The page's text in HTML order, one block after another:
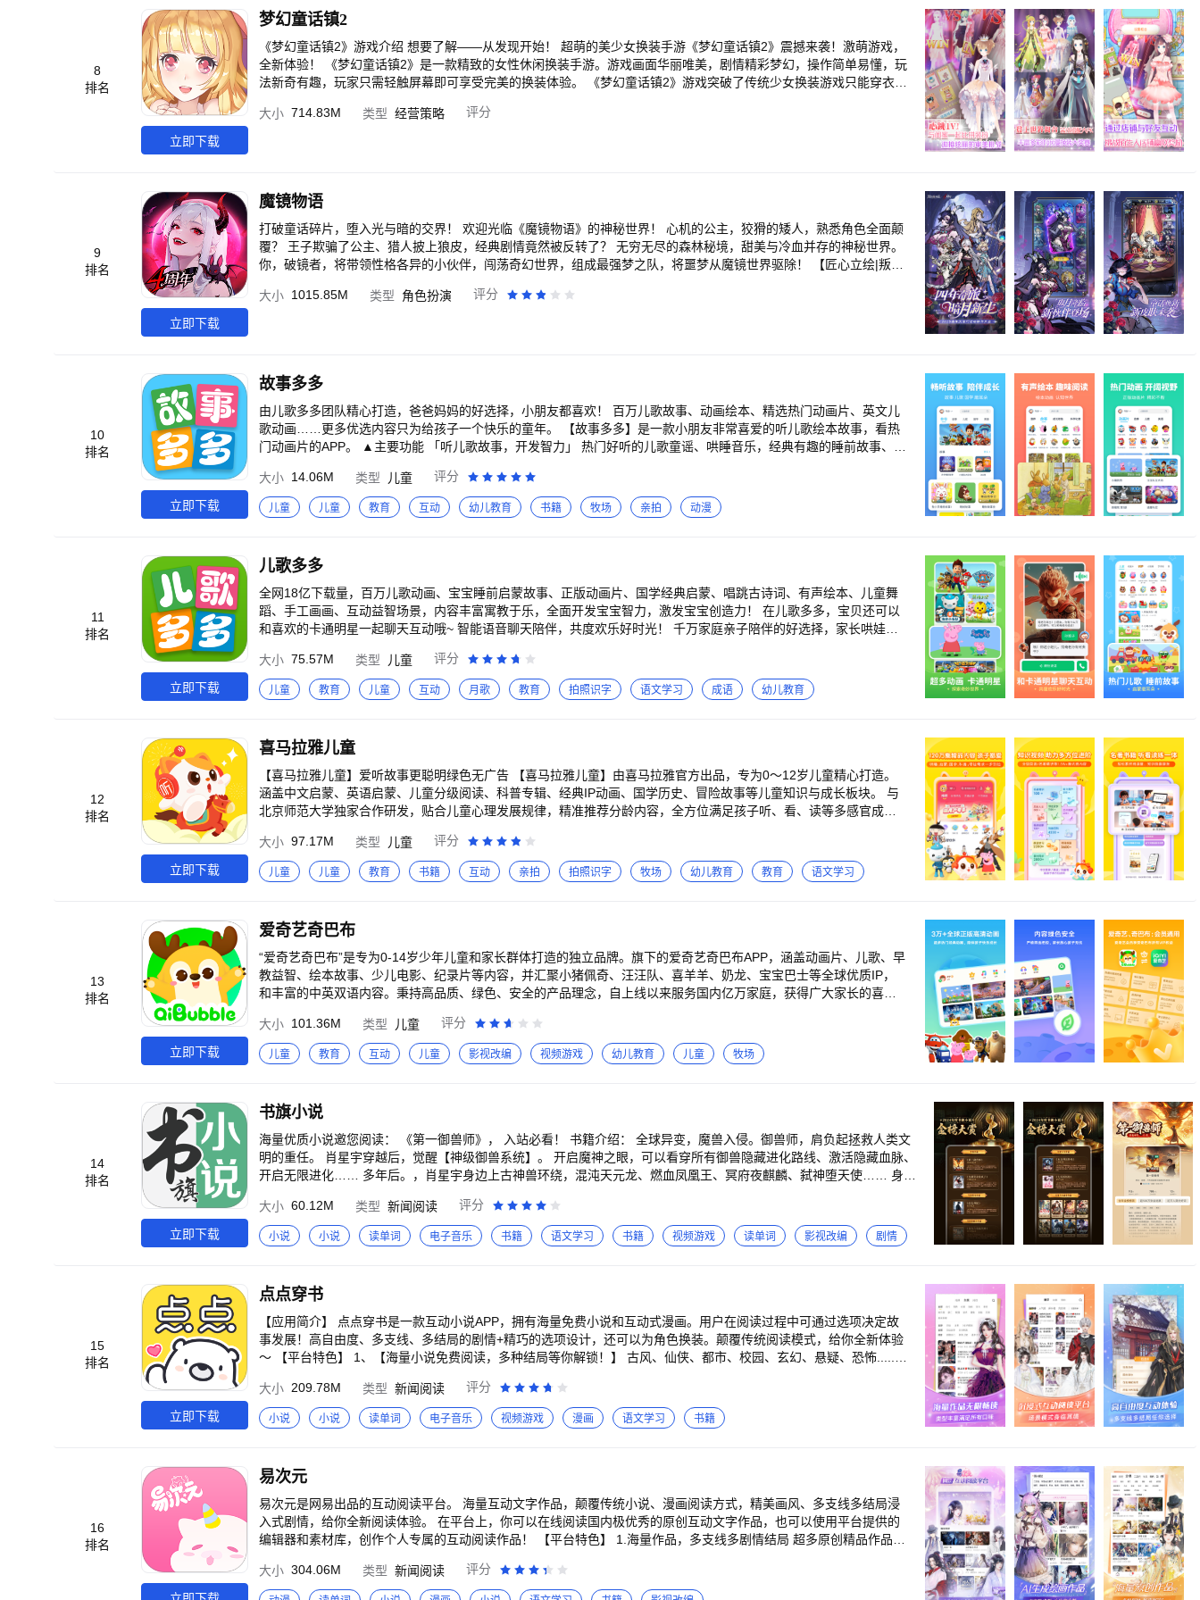
8
排名
立即下载
梦幻童话镇2
《梦幻童话镇2》游戏介绍 想要了解——从发现开始！ 超萌的美少女换装手游《梦幻童话镇2》震撼来袭！激萌游戏，
全新体验！ 《梦幻童话镇2》是一款精致的女性休闲换装手游。游戏画面华丽唯美，剧情精彩梦幻，操作简单易懂，玩
法新奇有趣，玩家只需轻触屏幕即可享受完美的换装体验。 《梦幻童话镇2》游戏突破了传统少女换装游戏只能穿衣换
任务。在游戏中，玩家可以参加多种服装搭配大赛；还可以自己做店主，将获得的服装在店铺中售卖。游戏内含有大
大小 714.83M 类型 经营策略 评分
9
排名
立即下载
魔镜物语
打破童话碎片，堕入光与暗的交界！ 欢迎光临《魔镜物语》的神秘世界！ 心机的公主，狡猾的矮人，熟悉角色全面颠
覆？ 王子欺骗了公主、猎人披上狼皮，经典剧情竟然被反转了？ 无穷无尽的森林秘境，甜美与冷血并存的神秘世界。
你，破镜者，将带领性格各异的小伙伴，闯荡奇幻世界，组成最强梦之队，将噩梦从魔镜世界驱除！ 【匠心立绘|叛逆
林、深渊城堡、月牙之泉等大量关卡情景，让探索不再枯燥！ 【策略幻境|神器玩法随时逆转】 属性克制、技能克制，
大小 1015.85M 类型 角色扮演 评分
10
排名
立即下载
故事多多
由儿歌多多团队精心打造，爸爸妈妈的好选择，小朋友都喜欢！ 百万儿歌故事、动画绘本、精选热门动画片、英文儿
歌动画……更多优选内容只为给孩子一个快乐的童年。 【故事多多】是一款小朋友非常喜爱的听儿歌绘本故事，看热
门动画片的APP。 ▲主要功能 「听儿歌故事，开发智力」 热门好听的儿歌童谣、哄睡音乐，经典有趣的睡前故事、安
宝求知探索的欲望。 经典儿歌：小星星、摇篮曲、世上只有妈妈好、宝宝快睡吧、虫儿飞、采蘑菇的小姑娘、小螺
号、小燕子、两只老虎、粉刷匠、歌声与微笑、大风车、一分钱、ABC字母歌、JingleBells、英文歌...... 睡前故事：小
红帽、白雪公主、三只小猪、灰姑娘、睡美人、猪八戒吃西瓜...... 安徒生童话：海的女儿、丑小鸭、卖火柴的小女
狐假虎威...... 贴心选择适合不同年龄段小朋友收听的内容，高清好音质更适合家长和小朋友们。 「读绘本动画，认知
世界」 绘本是孩子们通过阅读，打开世界大门的一把有趣的钥匙。 绘本动画里用生动又温暖的声音叙述着一个又一个
精彩的故事，每一页图画都是创作者们用心的绘画，帮助宝宝更好地认知这个世界。 超多精彩的绘本故事，快来【故
事多多】开启这个奇妙的体验吧~ 「看热门动画片，开阔视野」 儿歌多多原创多多儿歌动画片，当下热门经典动画
片，还有趣味英文动画片等丰富的视听内容，深受家长和小朋友们的喜爱。 收录了海量宝宝喜爱的热门动画片：小猪
和萌鸡小队……等，超多小朋友喜爱的动画明星都在这里聚集！陪伴宝宝一起成长！ 儿歌多多，宝妈宝爸的哄娃神
器，千万家庭的小朋友都在使用，快乐童年不可缺失的好伴侣！ 还推出多多的节日、多多救援队、多多超市、多多医
院、多多小警察、多多恐龙车、多多爱郊游……等亲子互动场景，让宝宝随时随地都能快快乐乐玩耍，轻轻松松学本
大小 14.06M 类型 儿童 评分
儿童 儿童 教育 互动 幼儿教育 书籍 牧场 亲拍 动漫
11
排名
立即下载
儿歌多多
全网18亿下载量，百万儿歌动画、宝宝睡前启蒙故事、正版动画片、国学经典启蒙、唱跳古诗词、有声绘本、儿童舞
蹈、手工画画、互动益智场景，内容丰富寓教于乐，全面开发宝宝智力，激发宝宝创造力！ 在儿歌多多，宝贝还可以
和喜欢的卡通明星一起聊天互动哦~ 智能语音聊天陪伴，共度欢乐好时光！ 千万家庭亲子陪伴的好选择，家长哄娃省
典绘本故事，热门正版动画片，精彩乐翻天 多多原创动画片《泰格警长》和《魔法公主西西》火热上线，非常适合宝
宝观看！ 火热的小猪佩奇、汪汪队、飞狗MOCO、宝贝佑佑、工程车、杰力豆、超级飞侠、虹猫蓝兔、萌鸡小队、喜
羊羊、贝肯熊、小马宝莉、百变布鲁可、瑞奇宝宝、爱探险的朵拉、兔小贝、米小圈、可可小爱……超多宝宝们喜爱
《多多儿歌》持续更新中，陪宝宝一起探索世界，养成生活好习惯，深受家长和小朋友们的喜爱。 【宝宝听】优美儿
歌童谣，安心哄睡音乐，趣味睡前故事，帮助宝贝安心入睡 热门好听的儿歌童谣、哄睡音乐，经典有趣的睡前故事、
童话故事、成语故事...... 丰富的有声内容，轻柔的旋律安抚宝宝情绪，帮助宝贝安心入睡，家长省心更放心。 经典儿
歌：小兔子乖乖、鲨鱼宝宝、白龙马、小星星、字母歌、我爱我的幼儿园...... 快乐童谣：拔萝卜、虫儿飞、蓝精灵、
采蘑菇的小姑娘、小螺号、字母歌…… 哄睡音乐：宝宝快睡吧、摇篮曲、晚安宝贝、洋娃娃的梦醒、安静纯音乐......
丑小鸭、卖火柴的小女孩...... 成语故事：画龙点睛、掩耳盗铃、对牛弹琴、刻舟求剑、狐假虎威...... 经典儿歌童谣、
动感节奏儿歌、睡前安抚音乐、英文儿歌故事、阿凯叔叔讲故事、妈妈说故事、古诗、诗词朗诵、幼儿百科全书、奇
妙大百科、历史故事、伊索寓言...... 贴心选择适合各阶段小朋友们收听的内容，高清好音质更适合家长和小朋友们。
故事等经典睡前故事，帮助宝宝拓展阅读量，从小爱上阅读，听声识字！ 恐龙历险记，萌鸡小学堂、多多安全教育、
奇妙的植物王国、神奇动物、十万个为什么......丰富的早教知识科普内容，带宝贝探索世界~ 手工、舞蹈、画画全方位
兴趣培养，宝宝的动手能力、身体协调能力越来越好啦！在娱乐嬉戏中种下兴趣的种子，陪伴宝贝茁壮成长！ 专注宝
宝早教认知启蒙，涵盖颜色、形状、数字、文字、声音等多个领域，有趣的亲子互动场景，激发小朋友探索新事物的
兴趣，让宝宝随时随地都能快快乐乐玩耍，轻轻松松学本领。 丰富的视听内容，有趣互动场景，推出多多涂色书、多
多工程车、多多恐龙车、多多医院、多多超市、宝宝玩思维、汉字大冒险、西西公主换装记、多多小警察、数学王者
多推出原创系列动画片《多多学画画》《多多儿歌》《多多故事》，增强亲子互动，提升趣味性，让宝宝快乐养成好
手机，平板上都下了，宝宝最喜欢听了，是很好的一款儿童启蒙软件，非常喜欢，我很感谢儿歌多多这个平台，给孩
面的原创儿歌动画很喜欢，儿歌朗朗上口还配有生动的动画，简直不要太好看！ 非常好，幼儿舞蹈热门儿歌音乐，找
了好多软件，只有这个齐全，感动了 很棒的儿童启蒙软件，上面的儿歌，故事，绘本，还有动画片，还挺不错的，很
好用 一直用这款软件，宝宝很喜欢，很好用，推荐给宝爸宝妈们
——————————————————————————
哄娃省心更放心！ 儿歌多多，让童年时光变得更快乐！
大小 75.57M 类型 儿童 评分
儿童 教育 儿童 互动 月歌 教育 拍照识字 语文学习 成语 幼儿教育
12
排名
立即下载
喜马拉雅儿童
【喜马拉雅儿童】爱听故事更聪明绿色无广告 【喜马拉雅儿童】由喜马拉雅官方出品，专为0～12岁儿童精心打造。
涵盖中文启蒙、英语启蒙、儿童分级阅读、科普专辑、经典IP动画、国学历史、冒险故事等儿童知识与成长板块。 与
北京师范大学独家合作研发，贴合儿童心理发展规律，精准推荐分龄内容，全方位满足孩子听、看、读等多感官成长
力，培养孩子好习惯，让孩子在开心的使用过程中有成长，在内容熏听中收获探索世界的好奇心与勇气！ ~~~~~~产品
特色~~~~~~ ●内容丰富：120万+集音频故事，帮助孩子在故事中收获成长 ●优质版权：严选精品儿童IP，专为儿童定
制，用故事点亮童年 ●精准分龄计划：0~12岁儿童成长方案，陪伴孩子每一岁的成长关键期 ●一键哄睡：一键播放晚
全球优质内容~~~~~~ 智能分龄推荐宝贝喜欢的益智故事、名著、科普、有声动画、侦探冒险、儿歌、国学历史等内
容，帮助孩子在故事熏听中培养好品格与好习惯—— √听故事，养成高情商，提升词汇量：《不一样的卡梅拉》《米小
圈上学记》《神奇校车》 √科普博物，开启对世界的探索之旅：《动物的100个秘密》《好奇心出发》《十万个为什
么》 √听动画，不伤眼，保护视力：《奥特曼》《小马宝莉》《小猪佩奇》《海底小纵队》 √影响孩子一生的经典名
著：《小王子》《西游记少儿版》《海底两万里》《老人与海》 √侦探冒险，放飞孩子想象力：《神探迈克狐》《猫小
中国历史》 √哄睡儿歌，陪孩子度过有爱的童年：《宝宝巴士儿歌》《贝乐虎儿歌》《火火兔儿歌》
大小 97.17M 类型 儿童 评分
儿童 儿童 教育 书籍 互动 亲拍 拍照识字 牧场 幼儿教育 教育 语文学习
13
排名
立即下载
爱奇艺奇巴布
“爱奇艺奇巴布”是专为0-14岁少年儿童和家长群体打造的独立品牌。旗下的爱奇艺奇巴布APP，涵盖动画片、儿歌、早
教益智、绘本故事、少儿电影、纪录片等内容，并汇聚小猪佩奇、汪汪队、喜羊羊、奶龙、宝宝巴士等全球优质IP，
和丰富的中英双语内容。秉持高品质、绿色、安全的产品理念，自上线以来服务国内亿万家庭，获得广大家长的喜爱
身打造的观看体验 （1）分龄推荐：针对不同年龄段的孩子智能推荐适龄观看的益智启蒙内容 （2）正版高清：全球优
质内容在线热播，涵盖BBC纪录片、皮克斯电影等 （3）安全护眼：定时锁屏，防止观看沉迷；蓝光弱化+坐姿矫正、
眼屏距离提醒多维度保护眼睛 （4）观看内容限制：长按视频选择减少推荐或屏蔽不喜欢的内容，定制专属观影片库
子交流 2、解锁寓教于乐新方式 （1）轻松学：内容丰富全面，涵盖国内外经典儿歌、睡前故事、科普教育、古诗国学
等精彩内容 （2）伙伴式交互引导：可与AI伙伴奇鹿进行语音互动，搜索感兴趣的内容，陪伴孩子成长 （3）趣味互
动：勋章墙、益智游戏、积分奖励等多维度激发孩子无限创意，促进艺术感知力、创造能力、自主能力等多方面能力
培养 （4）积分活动：每周上新福利，包括IP周边、电影票码等爆款商品，0元兑换！ ****求打分、求建议~让我们一起
把孩子们的奇巴布建得更好!**** 微信公众号:爱奇艺奇巴布 新浪官方微博:爱奇艺奇巴布 客服电话:400-923-7171
大小 101.36M 类型 儿童 评分
儿童 教育 互动 儿童 影视改编 视频游戏 幼儿教育 儿童 牧场
14
排名
立即下载
书旗小说
海量优质小说邀您阅读： 《第一御兽师》， 入站必看！ 书籍介绍： 全球异变，魔兽入侵。御兽师，肩负起拯救人类文
明的重任。 肖星宇穿越后，觉醒【神级御兽系统】。 开启魔神之眼，可以看穿所有御兽隐藏进化路线、激活隐藏血脉、
开启无限进化…… 多年后。，肖星宇身边上古神兽环绕，混沌天元龙、燃血凤凰王、冥府夜麒麟、弑神堕天使…… 身为
赵丽颖、林更新领衔主演，灵界在逃碧苍王沈璃与上神行止，在一起除恶扬善、探索真相的过程中互生情愫。 《白烁上
神》 白鹿、敖瑞鹏主演《白月梵星》影视原著小说，聪慧狡黠少女白烁×淡漠慵懒妖王梵樾，畅销书作家星零仙侠巅峰
之作。 《千朵桃花一世开》 张彬彬、孙珍妮主演，雪城少城主与暗域圣女三个身份下的爱恋痴缠。 《清明上河图密
领衔主演，蒋时延和唐漾从学校步入社会，从兄弟到逐渐动心，发展为恋人的爱情故事。 《玫瑰的故事》 刘亦菲、佟大
为主演，讲述黄亦玫跨越二十余年的成长故事与情感心路。 《橙色光芒》 谭卓、高叶、刘奕君、林雨申主演《蔷薇风
暴》原著，看女新闻人谢琳慧在逆境中触底反弹、东山再起！ 在线反馈：进入书旗小说app-->我的-->意见反馈
大小 60.12M 类型 新闻阅读 评分
小说 小说 读单词 电子音乐 书籍 语文学习 书籍 视频游戏 读单词 影视改编 剧情
15
排名
立即下载
点点穿书
【应用简介】 点点穿书是一款互动小说APP，拥有海量免费小说和互动式漫画。用户在阅读过程中可通过选项决定故
事发展！高自由度、多支线、多结局的剧情+精巧的选项设计，还可以为角色换装。颠覆传统阅读模式，给你全新体验
～ 【平台特色】 1、【海量小说免费阅读，多种结局等你解锁！】 古风、仙侠、都市、校园、玄幻、悬疑、恐怖.....霸
的主角！】 超强代入感，剧情走向全由你决定！快"穿"进书里，开启由你主宰的文字世界！ 3、【精美背景画面，绝美
角色立绘，视觉盛宴！】 大批佳作已配置精致背景图和绝美立绘，如同漫画般的画面带你穿进小说、身临其境！ 4、
【多支线多结局，攻略属于你的TA！】 走哪条支线全由你的每次选择决定，各种类型的高颜值角色任你攻略！还能为
和有共鸣的小伙伴讨论剧情，根本停不下来！说不定能偶遇作者大大哦～ 【热门推荐】 《将军，王妃有喜了！》体验
王府宅斗苏爽日常，将军、竹马、管家、继子，总有一款戳中你！更有超大衣柜N套精美服装随心换～ 《恋爱养成：
我要当女帝》古风女尊世界，70+套精美服装，12位主角可攻略！先婚后爱、浪漫百合、欢喜冤家，应有尽有～
大小 209.78M 类型 新闻阅读 评分
小说 小说 读单词 电子音乐 视频游戏 漫画 语文学习 书籍
16
排名
易次元
易次元是网易出品的互动阅读平台。 海量互动文字作品，颠覆传统小说、漫画阅读方式，精美画风、多支线多结局浸
入式剧情，给你全新阅读体验。 在平台上，你可以在线阅读国内极优秀的原创互动文字作品，也可以使用平台提供的
编辑器和素材库，创作个人专属的互动阅读作品！ 【平台特色】 1.海量作品，多支线多剧情结局 超多原创精品作品，
画风精美，超高清背景。自主选择剧情走向，获取合你心意的专属结局。 3.互动体验，这一次你就是主角 颠覆传统小
说、漫画阅读方式，创新互动阅读体验带来更强的代入感；这一次，你不是局外人，深入感受剧情发展，体会文字中
大小 304.06M 类型 新闻阅读 评分